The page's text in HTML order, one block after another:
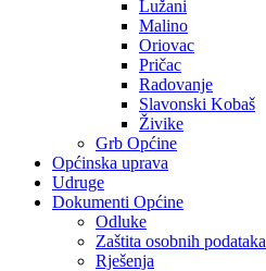
Lužani
Malino
Oriovac
Pričac
Radovanje
Slavonski Kobaš
Živike
Grb Općine
Općinska uprava
Udruge
Dokumenti Općine
Odluke
Zaštita osobnih podataka
Rješenja